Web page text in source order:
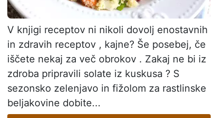
V knjigi receptov ni nikoli dovolj enostavnih
in zdravih receptov , kajne? Še posebej, če
iščete nekaj za več obrokov . Zakaj ne bi iz
zdroba pripravili solate iz kuskusa ? S
sezonsko zelenjavo in fižolom za rastlinske
beljakovine dobite...